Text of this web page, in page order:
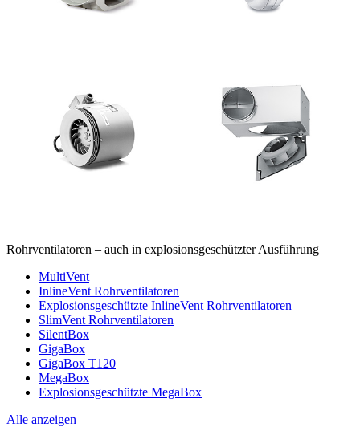
Rohrventilatoren – auch in explosionsgeschützter Ausführung
MultiVent
InlineVent Rohrventilatoren
Explosionsgeschützte InlineVent Rohrventilatoren
SlimVent Rohrventilatoren
SilentBox
GigaBox
GigaBox T120
MegaBox
Explosionsgeschützte MegaBox
Alle anzeigen